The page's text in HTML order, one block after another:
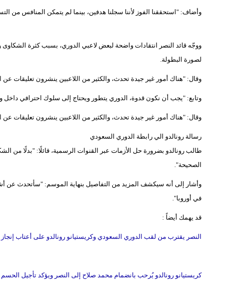
وأضاف: "استحققنا الفوز لأننا سجلنا هدفين، بينما لم يتمكن المنافس من
ووجّه قائد النصر انتقادات واضحة لبعض لاعبي الدوري، بسبب كثرة
لصورة البطولة.
وقال: "هناك أمور غير جيدة تحدث، والكثير من اللاعبين ينشرون تعليقات عن
وتابع: "يجب أن نكون قدوة، الدوري يتطور ويحتاج إلى سلوك احترافي داخل
وقال: "هناك أمور غير جيدة تحدث، والكثير من اللاعبين ينشرون تعليقات عن
رسالة رونالدو الي رابطة الدوري السعودي
طالب رونالدو بضرورة حل الأزمات عبر القنوات الرسمية، قائلًا: "بدلًا
الصحيحة".
وأشار إلى أنه سيكشف المزيد من التفاصيل بنهاية الموسم: "سأتحدث عن
في أوروبا".
قد يهمك أيضاً :
النصر يقترب من لقب الدوري السعودي وكريستيانو رونالدو على أعتاب إنجاز
كريستيانو رونالدو يُرحب بانضمام محمد صلاح إلى النصر ويؤكد تأجيل الحسم